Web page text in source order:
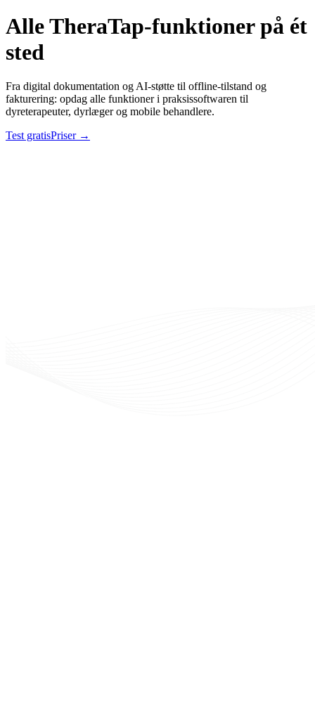
Alle TheraTap-funktioner på ét
sted
Fra digital dokumentation og AI-støtte til offline-tilstand og
fakturering: opdag alle funktioner i praksissoftwaren til
dyreterapeuter, dyrlæger og mobile behandlere.
Test gratisPriser →